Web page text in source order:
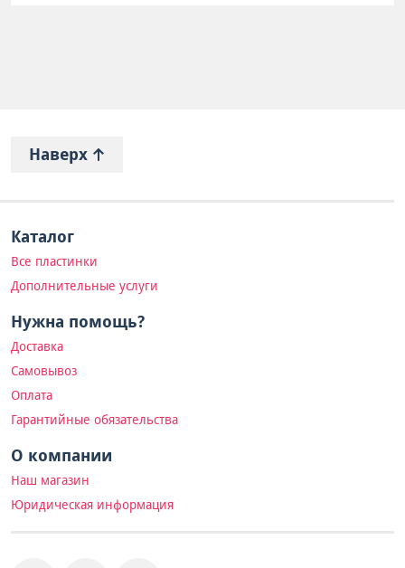
Наверх
Каталог
Все пластинки
Дополнительные услуги
Нужна помощь?
Доставка
Самовывоз
Оплата
Гарантийные обязательства
О компании
Наш магазин
Юридическая информация